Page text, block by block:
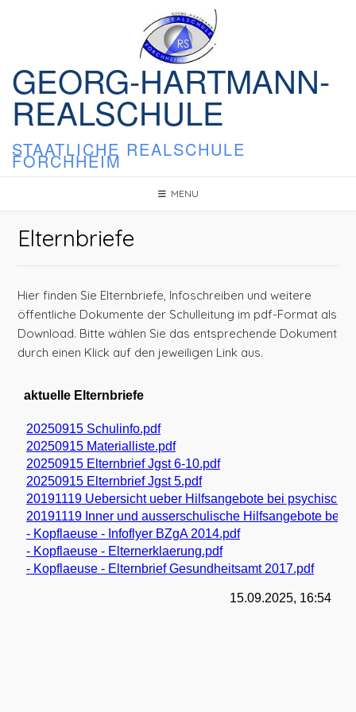
GEORG-HARTMANN-
REALSCHULE
STAATLICHE REALSCHULE
FORCHHEIM
MENU
Elternbriefe
Hier finden Sie Elternbriefe, Infoschreiben und weitere
öffentliche Dokumente der Schulleitung im pdf-Format als
Download. Bitte wählen Sie das entsprechende Dokument
durch einen Klick auf den jeweiligen Link aus.